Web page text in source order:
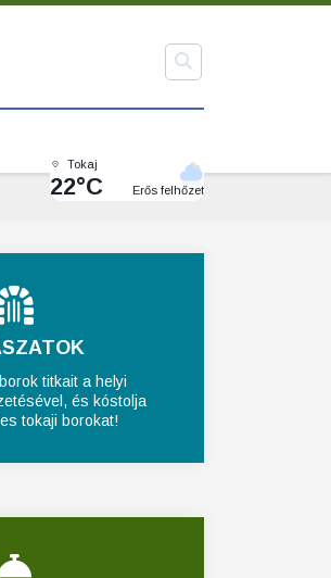
Tokaj
22°C Erős felhőzet
titkait a helyi
és kóstolja
tokaji borokat!